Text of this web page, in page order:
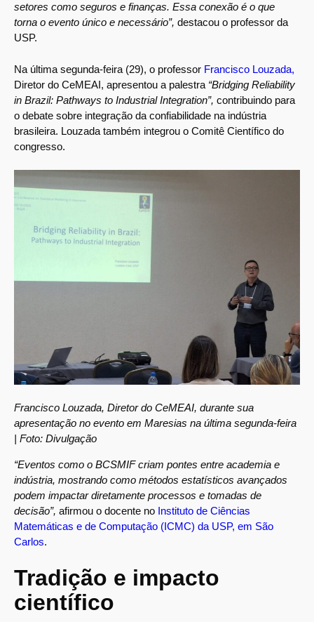
setores como seguros e finanças. Essa conexão é o que
torna o evento único e necessário”, destacou o professor da
USP.
Na última segunda-feira (29), o professor Francisco Louzada,
Diretor do CeMEAI, apresentou a palestra “Bridging Reliability
in Brazil: Pathways to Industrial Integration”, contribuindo para
o debate sobre integração da confiabilidade na indústria
brasileira. Louzada também integrou o Comitê Científico do
congresso.
Francisco Louzada, Diretor do CeMEAI, durante sua
apresentação no evento em Maresias na última segunda-feira
| Foto: Divulgação
“Eventos como o BCSMIF criam pontes entre academia e
indústria, mostrando como métodos estatísticos avançados
podem impactar diretamente processos e tomadas de
decisão”, afirmou o docente no Instituto de Ciências
Matemáticas e de Computação (ICMC) da USP, em São
Carlos.
Tradição e impacto
científico